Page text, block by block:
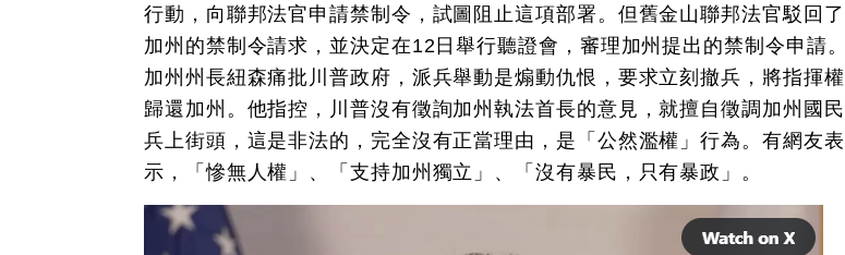
行動，向聯邦法官申請禁制令，試圖阻止這項部署。但舊金山聯邦法官駁回了
加州的禁制令請求，並決定在12日舉行聽證會，審理加州提出的禁制令申請。
加州州長紐森痛批川普政府，派兵舉動是煽動仇恨，要求立刻撤兵，將指揮權
歸還加州。他指控，川普沒有徵詢加州執法首長的意見，就擅自徵調加州國民
兵上街頭，這是非法的，完全沒有正當理由，是「公然濫權」行為。有網友表
示，「慘無人權」、「支持加州獨立」、「沒有暴民，只有暴政」。